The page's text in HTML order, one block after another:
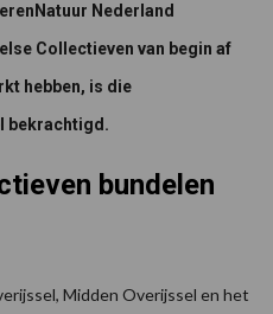
Nederland
Collectieven van begin af
hebben, is die
bekrachtigd.
bundelen
Midden Overijssel en het